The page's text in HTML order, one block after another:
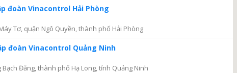
đoàn Vinacontrol Hải Phòng
Tơ, quận Ngô Quyền, thành phố Hải Phòng
đoàn Vinacontrol Quảng Ninh
Đằng, thành phố Hạ Long, tỉnh Quảng Ninh